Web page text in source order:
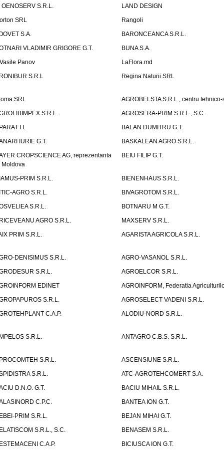
OENOSERV S.R.L.
LAND DESIGN
SRL
Rangoli
S.A.
BARONCEANCA S.R.L.
VLADIMIR GRIGORE G.T.
BUNA S.A.
Panov
LaFlora.md
S.R.L
Regina Naturii SRL
SRL
AGROBELSTA S.R.L., centru
S.R.L.
AGROSERA-PRIM S.R.L., S.C.
I.I.
BALAN DUMITRU G.T.
IURIE G.T.
BASKALEAN AGRO S.R.L.
CROPSCIENCE AG, reprezentanta
Moldova
BEIU FILIP G.T.
PRIM S.R.L.
BIENENHAUS S.R.L.
AGRO S.R.L.
BIVAGROTOM S.R.L.
S.R.L.
BOTNARU M G.T.
AGRO S.R.L.
MAXSERV S.R.L.
PRIM S.R.L.
AGARISTA AGRICOLA S.R.L.
DENISIMUS S.R.L.
AGRO-VASANOL S.R.L.
S.R.L.
AGROELCOR S.R.L.
EDINET
AGROINFORM, Federatia
S.R.L.
AGROSELECT VADENI S.R.L.
C.A.P.
ALODIU-NORD S.R.L.
S.R.L. ANTAGRO C.B.S. S.R.L.
S.R.L.
ASCENSIUNE S.R.L.
S.R.L.
ATC-AGROTEHCOMERT S.A.
D.N.O. G.T.
BACIU MIHAIL S.R.L.
C.P.C.
BANTEA ION G.T.
PRIM S.R.L.
BEJAN MIHAI G.T.
S.R.L., S.C.
BENASEM S.R.L.
C.A.P.
BICIUSCA ION G.T.